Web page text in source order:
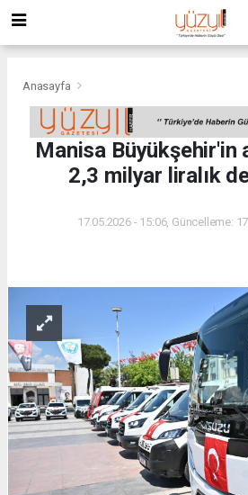
Anasayfa
Manisa Büyükşehir'in
2,3 milyar liralık
17.05.2026 - 15:06, Güncelleme: